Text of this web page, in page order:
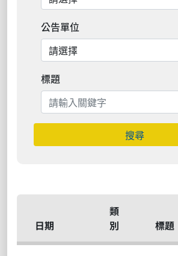
公告單位
標題
搜尋
日期
類
別
標題